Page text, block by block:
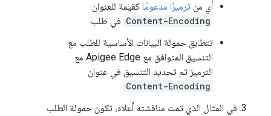
أي من ترميزًا مدعومًا كقيمة للعنوان
Content-Encoding في طلب
تتطابق حمولة البيانات الأساسية للطلب مع
التنسيق المتوافق مع Apigee Edge مع
الترميز تم تحديد التنسيق في عنوان
Content-Encoding
في المثال الذي تمت مناقشته أعلاه، تكون حمولة الطلب